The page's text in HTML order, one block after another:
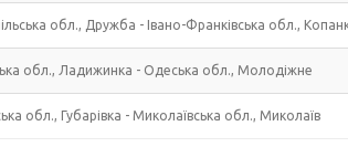
обл., Дружба - Івано-Франківська обл.,
обл., Ладижинка - Одеська обл., Молодіжне
обл., Губарівка - Миколаївська обл., Миколаїв